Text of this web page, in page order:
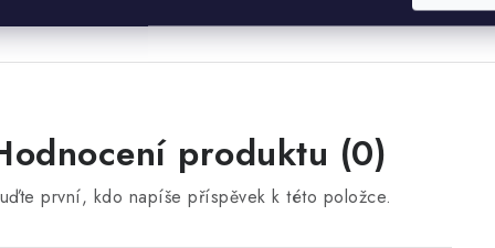
produktu (0)
první, kdo napíše příspěvek k této položce.